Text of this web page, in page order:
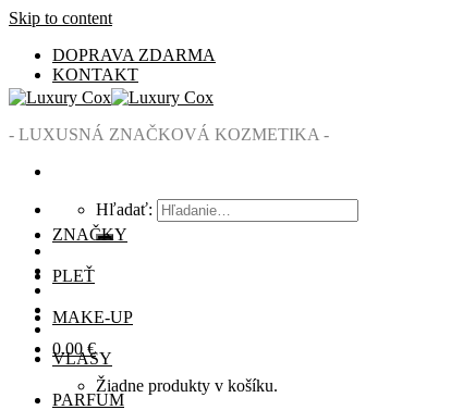
Skip to content
DOPRAVA ZDARMA
KONTAKT
- LUXUSNÁ ZNAČKOVÁ KOZMETIKA -
Hľadať:
0.00€
Žiadne produkty v košíku.
ZNAČKY
PLEŤ
MAKE-UP
VLASY
PARFUM